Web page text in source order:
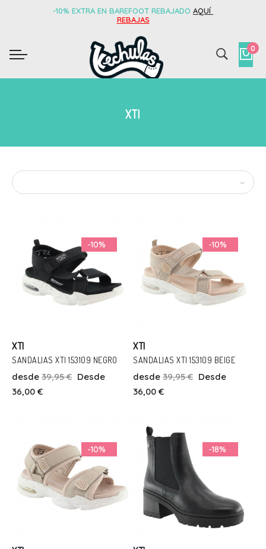
-10% EXTRA EN BAREFOOT REBAJADO AQUÍ
REBAJAS
0
XTI
-10%
Talla
32
Añadir Al Carrito
XTI
SANDALIAS XTI 153109 NEGRO
desde 39,95 € Desde
36,00 €
-10%
Talla
Añadir Al Carrito
XTI
SANDALIAS XTI 153109 BEIGE
desde 39,95 € Desde
36,00 €
-10% -18%